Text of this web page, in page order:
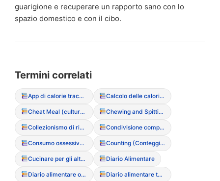
guarigione e recuperare un rapporto sano con lo
spazio domestico e con il cibo.
Termini correlati
App di calorie tracking (rischi e dipendenza) Calcolo delle calorie (Counting ossessivo)
Cheat Meal (cultura del “pasto sgarro”) Chewing and Spitting (Mastica e sputa)
Collezionismo di ricette (senza mai cucinarle) Condivisione compulsiva dei pasti
Consumo ossessivo di chewing-gum Counting (Conteggio calorie)
Cucinare per gli altri (senza assaggiare o mangiare) Diario Alimentare
Diario alimentare ossessivo (Tracking millimetrico) Diario alimentare terapeutico